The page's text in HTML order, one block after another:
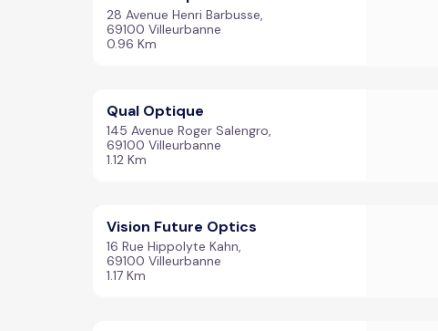
28 Avenue Henri Barbusse,
69100 Villeurbanne
0.96 Km
Qual Optique
145 Avenue Roger Salengro,
69100 Villeurbanne
1.12 Km
Vision Future Optics
16 Rue Hippolyte Kahn,
69100 Villeurbanne
1.17 Km